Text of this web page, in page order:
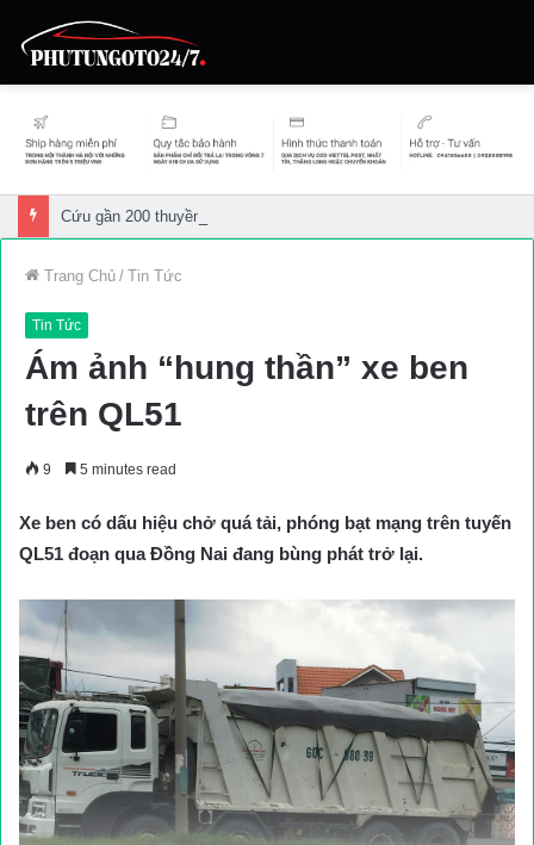
Cứu gần 200 thuyền viên gặp sự cố trên biển
Trang Chủ / Tin Tức
Tin Tức
Ám ảnh “hung thần” xe ben
trên QL51
9 5 minutes read
Xe ben có dấu hiệu chở quá tải, phóng bạt mạng trên tuyến
QL51 đoạn qua Đồng Nai đang bùng phát trở lại.